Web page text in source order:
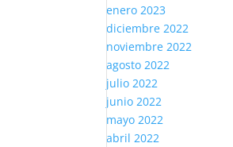
enero 2023
diciembre 2022
noviembre 2022
agosto 2022
julio 2022
junio 2022
mayo 2022
abril 2022